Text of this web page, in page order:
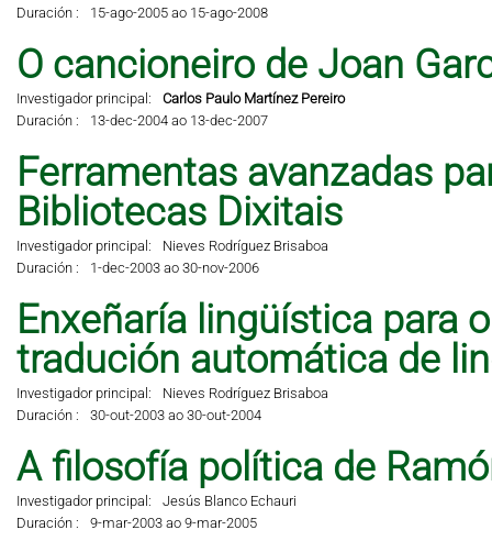
Duración :
15-ago-2005 ao 15-ago-2008
O cancioneiro de Joan
Investigador principal:
Carlos Paulo Martínez Pereiro
Duración :
13-dec-2004 ao 13-dec-2007
Ferramentas avanzadas
Bibliotecas Dixitais
Investigador principal:
Nieves Rodríguez Brisaboa
Duración :
1-dec-2003 ao 30-nov-2006
Enxeñaría lingüística para
tradución automática de
Investigador principal:
Nieves Rodríguez Brisaboa
Duración :
30-out-2003 ao 30-out-2004
A filosofía política de
Investigador principal:
Jesús Blanco Echauri
Duración :
9-mar-2003 ao 9-mar-2005